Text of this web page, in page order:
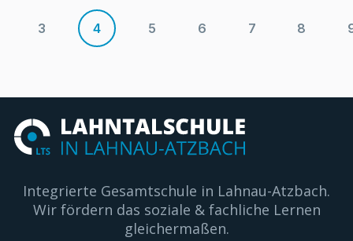
3 4 5 6 7 8
Integrierte Gesamtschule in Lahnau-Atzbach.
Wir fördern das soziale & fachliche Lernen
gleichermaßen.